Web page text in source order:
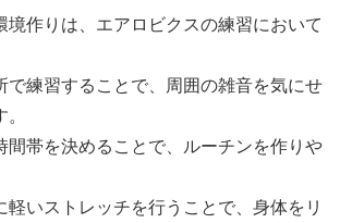
境作りは、エアロビクスの練習において
で練習することで、周囲の雑音を気にせ
間帯を決めることで、ルーチンを作りや
軽いストレッチを行うことで、身体をリ